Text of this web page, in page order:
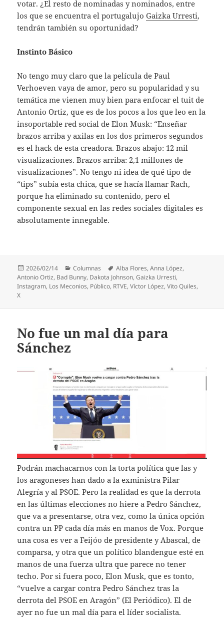
votar. ¿El resto de nominadas y nominados, entre
los que se encuentra el portugalujoGaizka Urresti,
tendrán también su oportunidad?
Instinto Básico
No tengo muy claro que la película de Paul
Verhoeven vaya de amor, pero su popularidad y su
temática me vienen muy bien para enfocar el tuit de
Antonio Ortiz, que es de los pocos a los que leo en la
insoportable red social de Elon Musk: “Enseñar
brazos arriba y axilas en los dos primeros segundos
es el hack de esta creadora. Brazos abajo: 12 mil
visualizaciones. Brazos arriba: 2,1 millones de
visualizaciones”. No tengo ni idea de qué tipo de
“tips” subía esta chica, que se hacía llamar Rach,
porque ha eliminado su contenido, pero el
componente sexual en las redes sociales digitales es
absolutamente innegable.
Publicado
el
2026/02/14 Categorías
Columnas Etiquetas
Alba Flores,Anna López,
Antonio Ortiz, Bad Bunny, Dakota Johnson,Gaizka Urresti,
Instagram, Los Meconios, Público, RTVE,Víctor López,Vito Quiles,
X
No fue un mal día para
Sánchez
Podrán machacarnos con la torta política que las y
los aragoneses han dado a la exministra Pilar
Alegría y al PSOE. Pero la realidad es que la derrota
en las últimas elecciones no hiere a Pedro Sánchez,
que va a presentarse, otra vez, como la única opción
contra un PP cada día más en manos de Vox. Porque
una cosa es ver a Feijóo de presidente y Abascal, de
comparsa, y otra que un político blandengue esté en
manos de una fuerza ultra que parece no tener
techo. Por si fuera poco, Elon Musk, que es tonto,
“vuelve a cargar contra Pedro Sánchez tras la
derrota del PSOE en Aragón” (El Periódico). El de
ayer no fue un mal día para el líder socialista.